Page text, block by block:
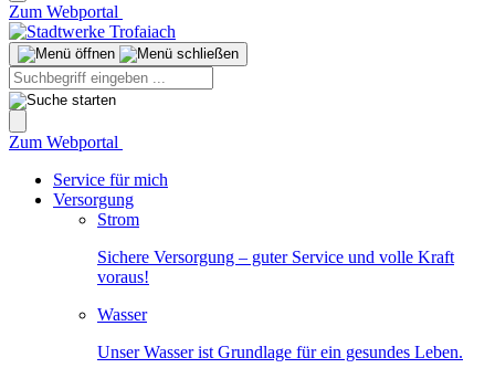
Zum Webportal
Zum Webportal
Service für mich
Versorgung
Strom
Sichere Versorgung – guter Service und volle Kraft
voraus!
Wasser
Unser Wasser ist Grundlage für ein gesundes Leben.